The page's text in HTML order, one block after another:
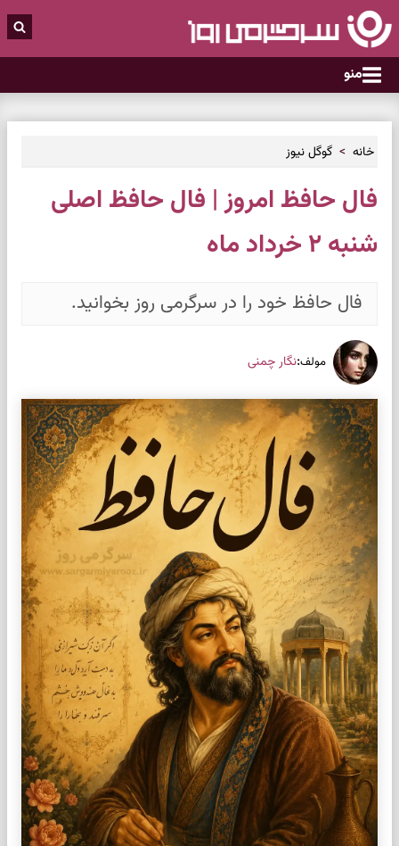
منو
خانه گوگل نیوز
فال حافظ امروز | فال حافظ اصلی
شنبه ۲ خرداد ماه
فال حافظ خود را در سرگرمی روز بخوانید.
مولف:نگار چمنی